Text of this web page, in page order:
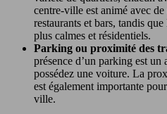
centre-ville est animé avec
restaurants et bars, tandis
plus calmes et résidentiels.
Parking ou proximité des
présence d’un parking est
possédez une voiture. La
est également importante
ville.